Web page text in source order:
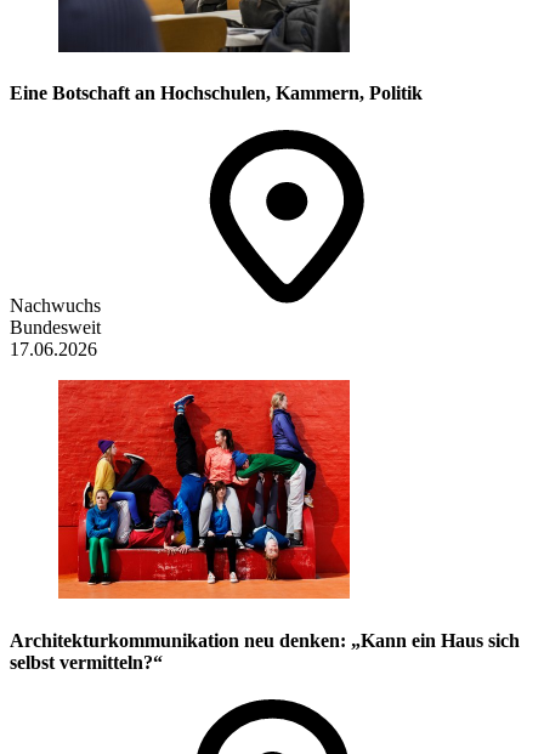
Eine Botschaft an Hochschulen, Kammern, Politik
Nachwuchs
Bundesweit
17.06.2026
Architekturkommunikation neu denken: „Kann ein Haus sich
selbst vermitteln?“